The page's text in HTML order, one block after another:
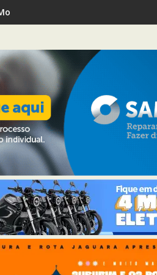
revitaliza 12 km de trilhas